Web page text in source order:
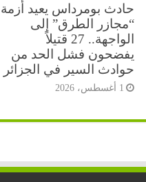
حادث بومرداس يعيد أزمة
“مجازر الطرق” إلى
الواجهة.. 27 قتيلاً
يفضحون فشل الحد من
حوادث السير في الجزائر
1 أغسطس، 2026